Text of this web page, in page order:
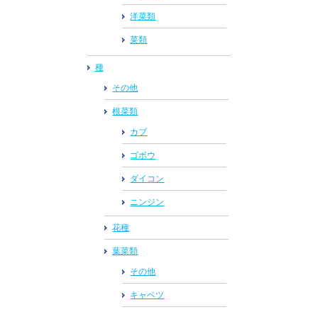
洋菜類
菜類
種
その他
根菜類
カブ
ゴボウ
ダイコン
ニンジン
花種
葉菜類
その他
キャベツ